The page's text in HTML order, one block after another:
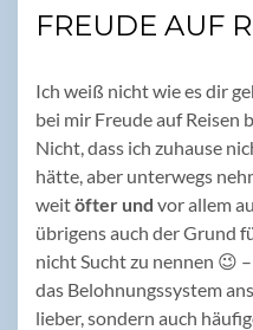
FREUDE AUF
Ich weiß nicht wie es dir
bei mir Freude auf Reisen
Nicht, dass ich zuhause
hätte, aber unterwegs
weitöfter und vor allem
übrigens auch der Grund
nicht Sucht zu nennen 😉
das Belohnungssystem
lieber, sondern auch